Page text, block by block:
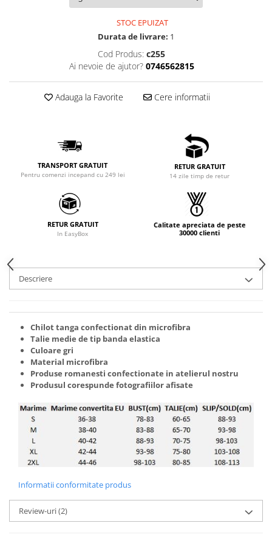
STOC EPUIZAT
Durata de livrare: 1
Cod Produs: c255
Ai nevoie de ajutor? 0746562815
Adauga la Favorite Cere informatii
TRANSPORT GRATUIT
Pentru comenzi incepand cu 249 lei
RETUR GRATUIT
14 zile timp de retur
RETUR GRATUIT
In EasyBox
Calitate apreciata de peste
30000 clienti
Descriere
Chilot tanga confectionat din microfibra
Talie medie de tip banda elastica
Culoare gri
Material microfibra
Produse romanesti confectionate in atelierul nostru
Produsul corespunde fotografiilor afisate
Informatii conformitate produs
Review-uri(2)